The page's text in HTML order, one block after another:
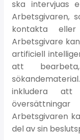
ska intervjuas
Arbetsgivaren,
kontakta
Arbetsgivare
artificiell
att
inkludera att
Arbetsgivaren
del av sin